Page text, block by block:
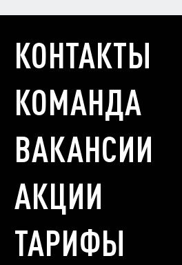
КОНТАКТЫ
КОМАНДА
ВАКАНСИИ
АКЦИИ
ТАРИФЫ